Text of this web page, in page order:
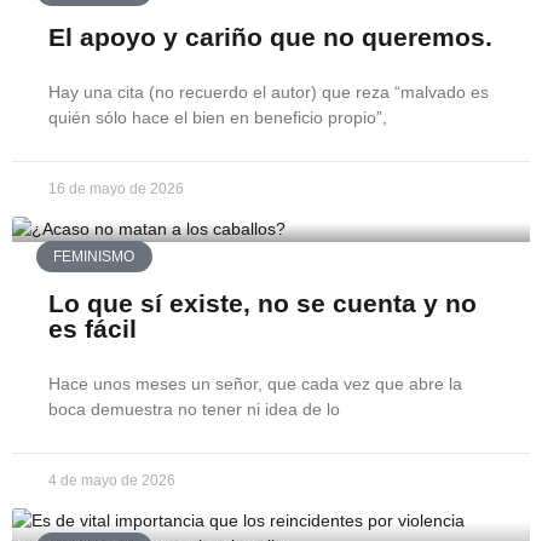
El apoyo y cariño que no queremos.
Hay una cita (no recuerdo el autor) que reza “malvado es
quién sólo hace el bien en beneficio propio”,
16 de mayo de 2026
FEMINISMO
Lo que sí existe, no se cuenta y no
es fácil
Hace unos meses un señor, que cada vez que abre la
boca demuestra no tener ni idea de lo
4 de mayo de 2026